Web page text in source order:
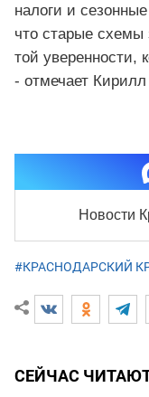
налоги и
что старые схемы
той уверенности,
- отмечает
Новости
#КРАСНОДАРСКИЙ
СЕЙЧАС